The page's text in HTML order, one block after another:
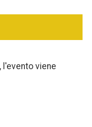
l'evento viene